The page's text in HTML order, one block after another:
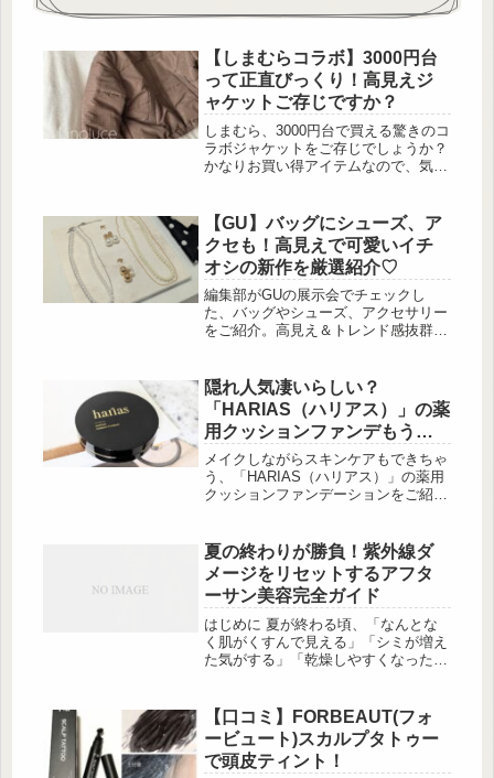
【しまむらコラボ】3000円台
って正直びっくり！高見えジ
ャケットご存じですか？
しまむら、3000円台で買える驚きのコ
ラボジャケットをご存じでしょうか？
かなりお買い得アイテムなので、気に
ジャケット」 出典:_____1005h様ご提
供 出典:_____1005h様ご提供 インフ
ルエンサーのmegumiさんとのコラボ
レーションで誕生した「中綿ジャケッ
ト」は、画像のチェック柄のブラウン
と無地のブラックから選ぶ事が出来
ま...
【GU】バッグにシューズ、ア
クセも！高見えで可愛いイチ
オシの新作を厳選紹介♡
編集部がGUの展示会でチェックし
た、バッグやシューズ、アクセサリー
をご紹介。高見え＆トレンド感抜群の
におすすめしたい新作だけを厳選して
ご紹介します。プチプラでおしゃれを
楽しみたい方、必見です！上品さを演
出するパールアイテム 出典:beautyま
とめ 大人の装いに欠かせないパール
モチーフが、GUならプチプラで楽し
めます。パールライクネックレスは、
ボリューム感のあるフェ...
隠れ人気凄いらしい？
「HARIAS（ハリアス）」の薬
用クッションファンデもう試
した？
メイクしながらスキンケアもできちゃ
う、「HARIAS（ハリアス）」の薬用
クッションファンデーションをご紹介
善・美白・肌荒れ防止の有効成分に加
え、美容成分 […]
夏の終わりが勝負！紫外線ダ
メージをリセットするアフタ
ーサン美容完全ガイド
はじめに 夏が終わる頃、「なんとな
く肌がくすんで見える」「シミが増え
た気がする」「乾燥しやすくなった」
紫外線ダメージかもしれません。 紫
外線は日焼けを引 […]
【口コミ】FORBEAUT(フォ
ービュート)スカルプタトゥー
で頭皮ティント！